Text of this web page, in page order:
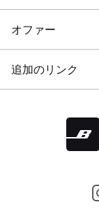
オファー
追加のリンク